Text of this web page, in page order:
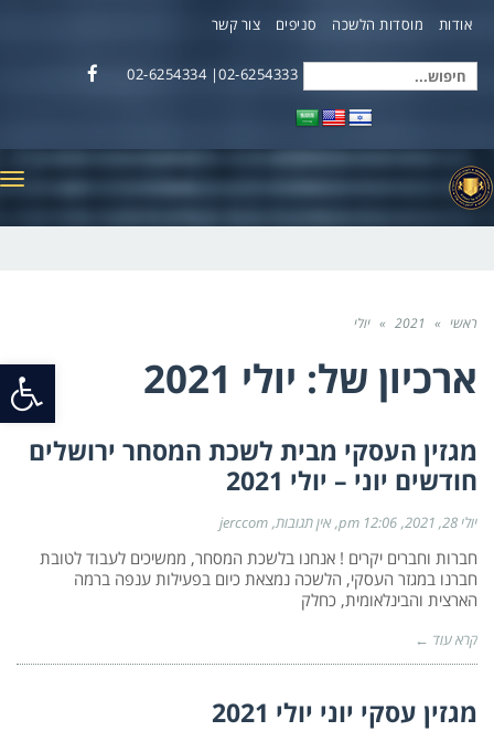
אודות מוסדות הלשכה סניפים צור קשר
חיפוש
02-6254333| 02-6254334
ראשי »
2021
» יולי
ארכיון של: יולי 2021
מגזין העסקי מבית לשכת המסחר ירושלים
חודשים יוני – יולי 2021
יולי 28, 2021 12:06 pm אין תגובות jerccom
חברות וחברים יקרים ! אנחנו בלשכת המסחר, ממשיכים לעבוד לטובת
חברנו במגזר העסקי, הלשכה נמצאת כיום בפעילות ענפה ברמה
הארצית והבינלאומית, כחלק
קרא עוד ←
מגזין עסקי יוני יולי 2021